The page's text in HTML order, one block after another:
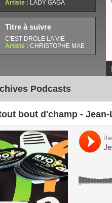
Artiste : LADY GAGA
Titre à suivre
C'EST DROLE LA VIE
Artiste : CHRISTOPHE MAE
Podcasts
bout d'champ -